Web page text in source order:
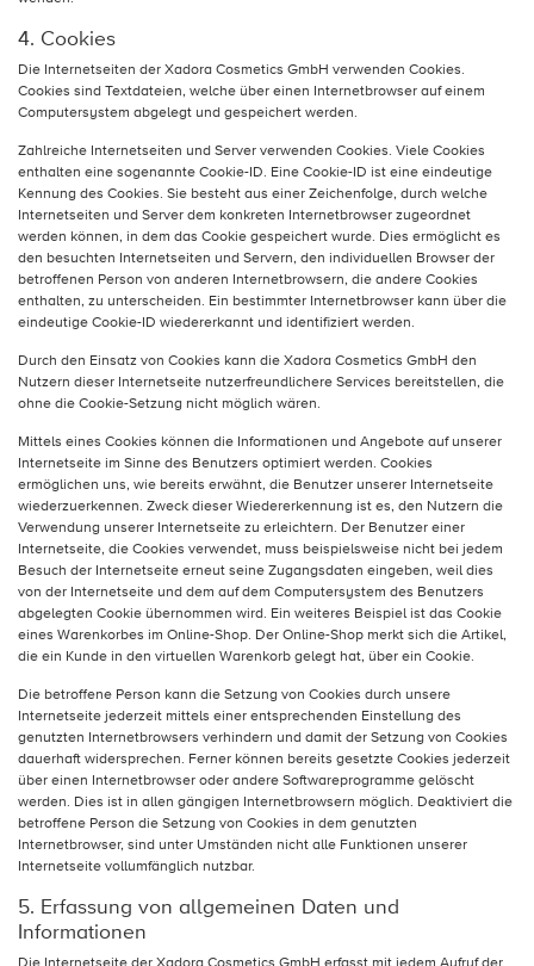
4. Cookies
Die Internetseiten der Xadora Cosmetics GmbH verwenden Cookies.
Cookies sind Textdateien, welche über einen Internetbrowser auf einem
Computersystem abgelegt und gespeichert werden.
Zahlreiche Internetseiten und Server verwenden Cookies. Viele Cookies
enthalten eine sogenannte Cookie-ID. Eine Cookie-ID ist eine eindeutige
Kennung des Cookies. Sie besteht aus einer Zeichenfolge, durch welche
Internetseiten und Server dem konkreten Internetbrowser zugeordnet
werden können, in dem das Cookie gespeichert wurde. Dies ermöglicht es
den besuchten Internetseiten und Servern, den individuellen Browser der
betroffenen Person von anderen Internetbrowsern, die andere Cookies
enthalten, zu unterscheiden. Ein bestimmter Internetbrowser kann über die
eindeutige Cookie-ID wiedererkannt und identifiziert werden.
Durch den Einsatz von Cookies kann die Xadora Cosmetics GmbH den
Nutzern dieser Internetseite nutzerfreundlichere Services bereitstellen, die
ohne die Cookie-Setzung nicht möglich wären.
Mittels eines Cookies können die Informationen und Angebote auf unserer
Internetseite im Sinne des Benutzers optimiert werden. Cookies
ermöglichen uns, wie bereits erwähnt, die Benutzer unserer Internetseite
wiederzuerkennen. Zweck dieser Wiedererkennung ist es, den Nutzern die
Verwendung unserer Internetseite zu erleichtern. Der Benutzer einer
Internetseite, die Cookies verwendet, muss beispielsweise nicht bei jedem
Besuch der Internetseite erneut seine Zugangsdaten eingeben, weil dies
von der Internetseite und dem auf dem Computersystem des Benutzers
abgelegten Cookie übernommen wird. Ein weiteres Beispiel ist das Cookie
eines Warenkorbes im Online-Shop. Der Online-Shop merkt sich die Artikel,
die ein Kunde in den virtuellen Warenkorb gelegt hat, über ein Cookie.
Die betroffene Person kann die Setzung von Cookies durch unsere
Internetseite jederzeit mittels einer entsprechenden Einstellung des
genutzten Internetbrowsers verhindern und damit der Setzung von Cookies
dauerhaft widersprechen. Ferner können bereits gesetzte Cookies jederzeit
über einen Internetbrowser oder andere Softwareprogramme gelöscht
werden. Dies ist in allen gängigen Internetbrowsern möglich. Deaktiviert die
betroffene Person die Setzung von Cookies in dem genutzten
Internetbrowser, sind unter Umständen nicht alle Funktionen unserer
Internetseite vollumfänglich nutzbar.
5. Erfassung von allgemeinen Daten und
Informationen